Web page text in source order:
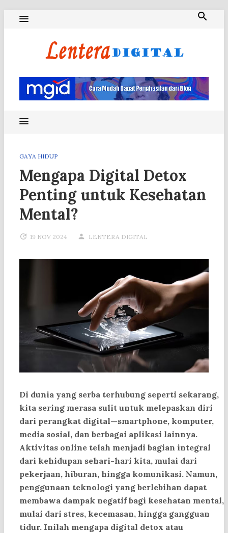
GAYA HIDUP
Mengapa Digital Detox
Penting untuk Kesehatan
Mental?
19 NOV 2024 LENTERA DIGITAL
Di dunia yang serba terhubung seperti sekarang,
kita sering merasa sulit untuk melepaskan diri
dari perangkat digital—smartphone, komputer,
media sosial, dan berbagai aplikasi lainnya.
Aktivitas online telah menjadi bagian integral
dari kehidupan sehari-hari kita, mulai dari
pekerjaan, hiburan, hingga komunikasi. Namun,
penggunaan teknologi yang berlebihan dapat
membawa dampak negatif bagi kesehatan mental,
mulai dari stres, kecemasan, hingga gangguan
tidur. Inilah mengapa digital detox atau